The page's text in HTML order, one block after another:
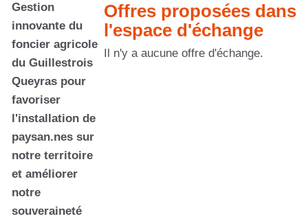
Gestion
innovante du
foncier agricole
du Guillestrois
Queyras pour
favoriser
l'installation de
paysan.nes sur
notre territoire
et améliorer
notre
souveraineté
Offres proposées dans
l'espace d'échange
Il n'y a aucune offre d'échange.